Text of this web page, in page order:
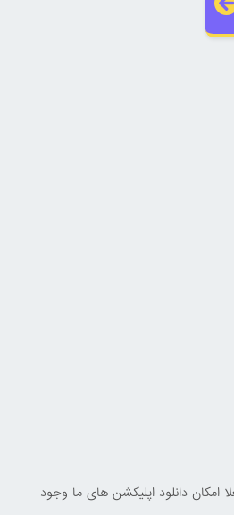
امکان دانلود اپلیکشن های ما وجود